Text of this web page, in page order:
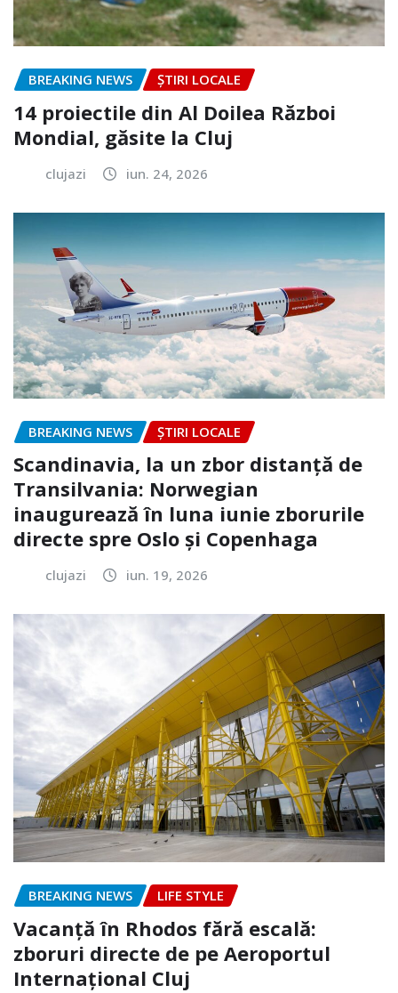
BREAKING NEWS ȘTIRI LOCALE
14 proiectile din Al Doilea Război
Mondial, găsite la Cluj
clujazi iun. 24, 2026
BREAKING NEWS ȘTIRI LOCALE
Scandinavia, la un zbor distanță de
Transilvania: Norwegian
inaugurează în luna iunie zborurile
directe spre Oslo și Copenhaga
clujazi iun. 19, 2026
BREAKING NEWS LIFE STYLE
Vacanță în Rhodos fără escală:
zboruri directe de pe Aeroportul
Internațional Cluj